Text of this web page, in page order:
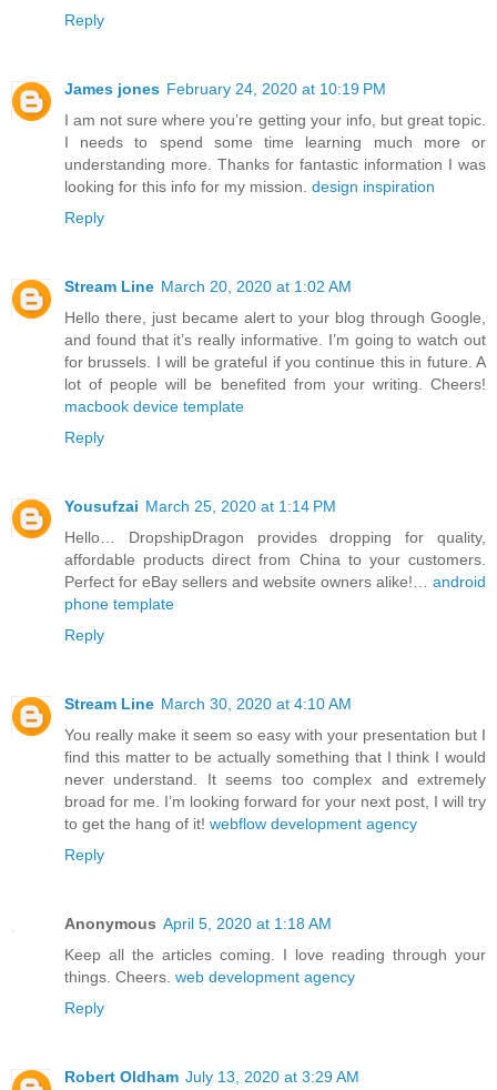
Reply
James jones February 24, 2020 at 10:19 PM
I am not sure where you’re getting your info, but great topic.
I needs to spend some time learning much more or
understanding more. Thanks for fantastic information I was
looking for this info for my mission. design inspiration
Reply
Stream Line March 20, 2020 at 1:02 AM
Hello there, just became alert to your blog through Google,
and found that it’s really informative. I’m going to watch out
for brussels. I will be grateful if you continue this in future. A
lot of people will be benefited from your writing. Cheers!
macbook device template
Reply
Yousufzai March 25, 2020 at 1:14 PM
Hello… DropshipDragon provides dropping for quality,
affordable products direct from China to your customers.
Perfect for eBay sellers and website owners alike!… android
phone template
Reply
Stream Line March 30, 2020 at 4:10 AM
You really make it seem so easy with your presentation but I
find this matter to be actually something that I think I would
never understand. It seems too complex and extremely
broad for me. I’m looking forward for your next post, I will try
to get the hang of it! webflow development agency
Reply
Anonymous April 5, 2020 at 1:18 AM
Keep all the articles coming. I love reading through your
things. Cheers. web development agency
Reply
Robert Oldham July 13, 2020 at 3:29 AM